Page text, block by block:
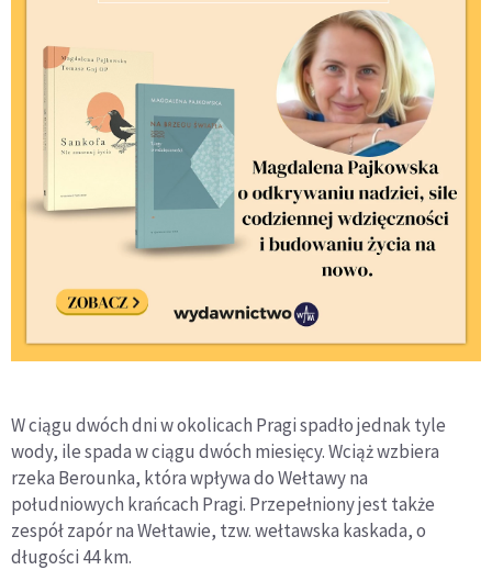
W ciągu dwóch dni w okolicach Pragi spadło jednak tyle
wody, ile spada w ciągu dwóch miesięcy. Wciąż wzbiera
rzeka Berounka, która wpływa do Wełtawy na
południowych krańcach Pragi. Przepełniony jest także
zespół zapór na Wełtawie, tzw. wełtawska kaskada, o
długości 44 km.